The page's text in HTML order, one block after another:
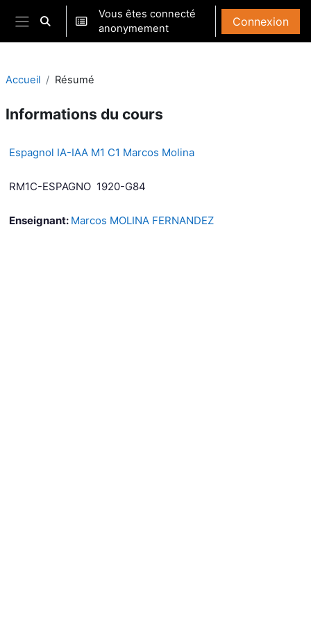
Passer au contenu principal
Panneau latéral
Activer/désactiver la saisie de recherche
Vous êtes connecté
anonymement
Connexion
Accueil Résumé
Informations du cours
Espagnol IA-IAA M1 C1 Marcos Molina
RM1C-ESPAGNO 1920-G84
Enseignant: Marcos MOLINA FERNANDEZ